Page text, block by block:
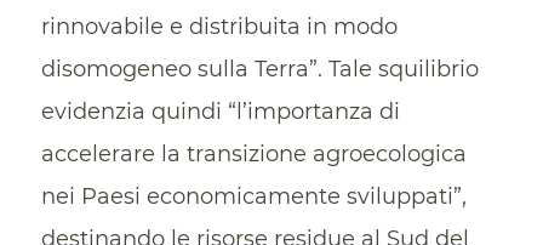
rinnovabile e distribuita in modo
disomogeneo sulla Terra”. Tale squilibrio
evidenzia quindi “l’importanza di
accelerare la transizione agroecologica
nei Paesi economicamente sviluppati”,
destinando le risorse residue al Sud del